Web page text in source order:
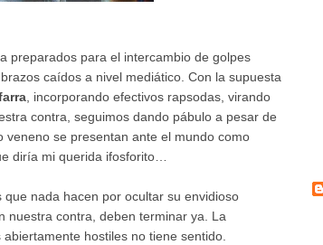
preparados para el intercambio de golpes
caídos a nivel mediático. Con la supuesta
, incorporando efectivos rapsodas, virando
contra, seguimos dando pábulo a pesar de
veneno se presentan ante el mundo como
diría mi querida ifosforito…
nada hacen por ocultar su envidioso
nuestra contra, deben terminar ya. La
hostiles no tiene sentido.